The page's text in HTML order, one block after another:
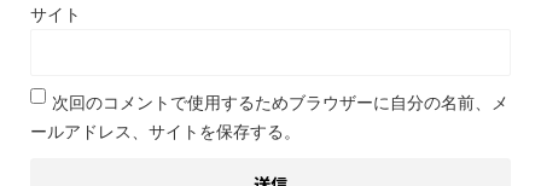
サイト
次回のコメントで使用するためブラウザーに自分の名前、メ
ールアドレス、サイトを保存する。